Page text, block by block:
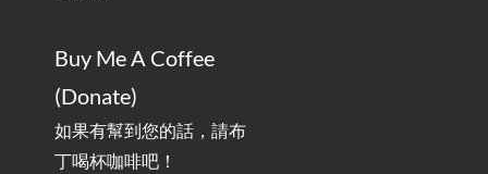
Home Is More Than Just an Ad Blocker
Buy Me A Coffee
(Donate)
如果有幫到您的話，請布
丁喝杯咖啡吧！